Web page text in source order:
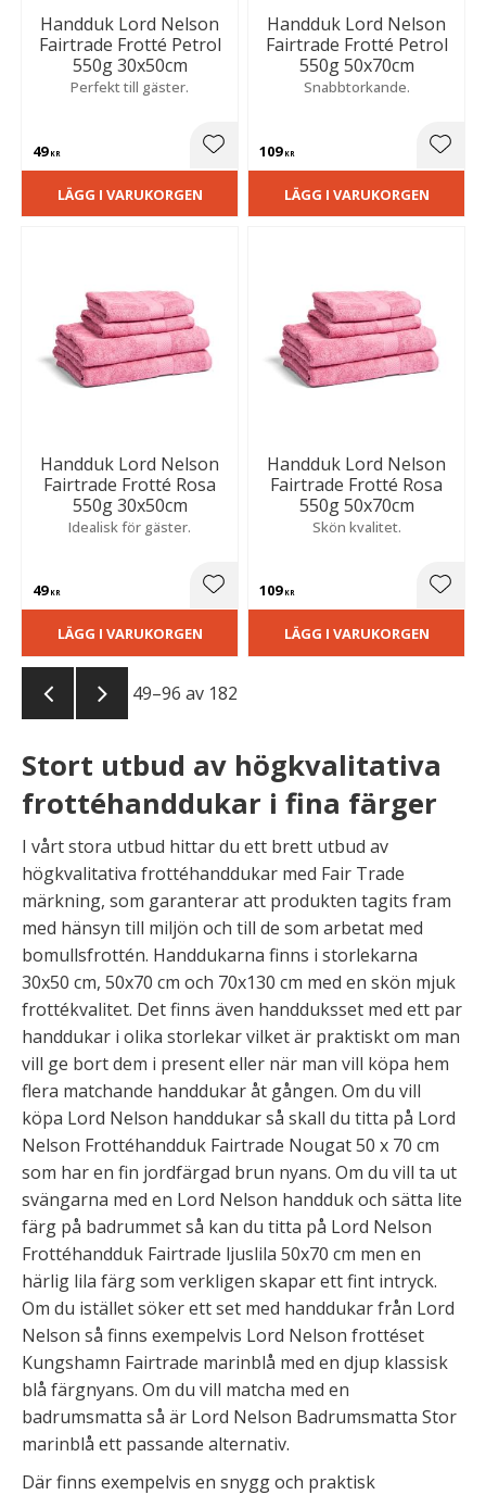
Handduk Lord Nelson
Fairtrade Frotté Petrol
550g 30x50cm
Perfekt till gäster.
49KR Lägg till i favoriter
LÄGG I VARUKORGEN
Handduk Lord Nelson
Fairtrade Frotté Petrol
550g 50x70cm
Snabbtorkande.
109KR
LÄGG I VARUKORGEN
Handduk Lord Nelson
Fairtrade Frotté Rosa
550g 30x50cm
Idealisk för gäster.
49KR Lägg till i favoriter
LÄGG I VARUKORGEN
Handduk Lord Nelson
Fairtrade Frotté Rosa
550g 50x70cm
Skön kvalitet.
109KR
LÄGG I VARUKORGEN
49–96 av 182
Stort utbud av högkvalitativa
frottéhanddukar i fina färger
I vårt stora utbud hittar du ett brett utbud av
högkvalitativa frottéhanddukar med Fair Trade
märkning, som garanterar att produkten tagits fram
med hänsyn till miljön och till de som arbetat med
bomullsfrottén. Handdukarna finns i storlekarna
30x50 cm, 50x70 cm och 70x130 cm med en skön mjuk
frottékvalitet. Det finns även handduksset med ett par
handdukar i olika storlekar vilket är praktiskt om man
vill ge bort dem i present eller när man vill köpa hem
flera matchande handdukar åt gången. Om du vill
köpa Lord Nelson handdukar så skall du titta på Lord
Nelson Frottéhandduk Fairtrade Nougat 50 x 70 cm
som har en fin jordfärgad brun nyans. Om du vill ta ut
svängarna med en Lord Nelson handduk och sätta lite
färg på badrummet så kan du titta på Lord Nelson
Frottéhandduk Fairtrade ljuslila 50x70 cm men en
härlig lila färg som verkligen skapar ett fint intryck.
Om du istället söker ett set med handdukar från Lord
Nelson så finns exempelvis Lord Nelson frottéset
Kungshamn Fairtrade marinblå med en djup klassisk
blå färgnyans. Om du vill matcha med en
badrumsmatta så är Lord Nelson Badrumsmatta Stor
marinblå ett passande alternativ.
Där finns exempelvis en snygg och praktisk